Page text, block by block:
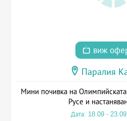
виж
Паралия
Мини почивка на
Русе и
Дата: 18.09 - 23.09